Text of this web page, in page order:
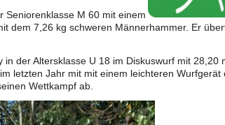
Seniorenklasse M 60 mit einem
dem 7,26 kg schweren Männerhammer. Er
der Altersklasse U 18 im Diskuswurf mit 28,20
letzten Jahr mit mit einem leichteren
Wettkampf ab.